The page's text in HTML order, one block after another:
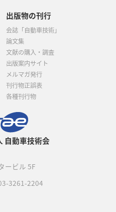
自動車技術会
ービル 5F
3261-2204
出版物の刊行
会誌「自動車技術」
論文集
文献の購入・調査
出版案内サイト
メルマガ発行
刊行物正誤表
各種刊行物